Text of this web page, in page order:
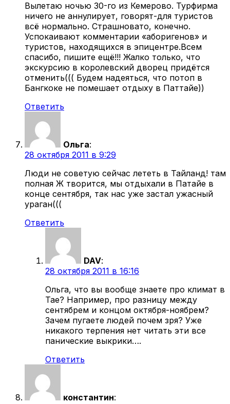
Вылетаю ночью 30-го из Кемерово. Турфирма
ничего не аннулирует, говорят-для туристов
всё нормально. Страшновато, конечно.
Успокаивают комментарии «аборигенов» и
туристов, находящихся в эпицентре.Всем
спасибо, пишите ещё!!! Жалко только, что
экскурсию в королевский дворец придётся
отменить((( Будем надеяться, что потоп в
Бангкоке не помешает отдыху в Паттайе))
Ответить
Ольга:
28 октября 2011 в 9:29
Люди не советую сейчас лететь в Тайланд! там
полная Ж творится, мы отдыхали в Патайе в
конце сентября, так нас уже застал ужасный
ураган(((
Ответить
DAV:
28 октября 2011 в 16:16
Ольга, что вы вообще знаете про климат в
Тае? Например, про разницу между
сентябрем и концом октября-ноябрем?
Зачем пугаете людей почем зря? Уже
никакого терпения нет читать эти все
панические выкрики….
Ответить
константин: